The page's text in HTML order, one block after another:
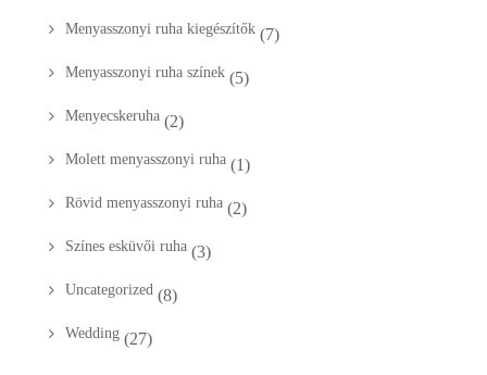
Menyasszonyi ruha kiegészítők (7)
Menyasszonyi ruha színek (5)
Menyecskeruha (2)
Molett menyasszonyi ruha (1)
Rövid menyasszonyi ruha (2)
Színes esküvői ruha (3)
Uncategorized (8)
Wedding (27)